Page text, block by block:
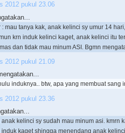
2012 pukul 23.06
mau tanya kak, anak kelinci sy umur 14
krn induk kelinci kaget, anak kelinci itu
dan tidak mau minum ASI. Bgmn
2012 pukul 21.09
induknya.. btw, apa yang membuat sang
2012 pukul 23.36
anak kelinci sy sudah mau minum asi. kmrn
induk kaget shingga menendang anak